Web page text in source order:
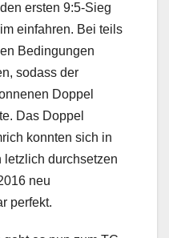
ersten 9:5-Sieg
einfahren. Bei teils
Bedingungen
sodass der
Doppel
Das Doppel
konnten sich in
letzlich durchsetzen
neu
perfekt.